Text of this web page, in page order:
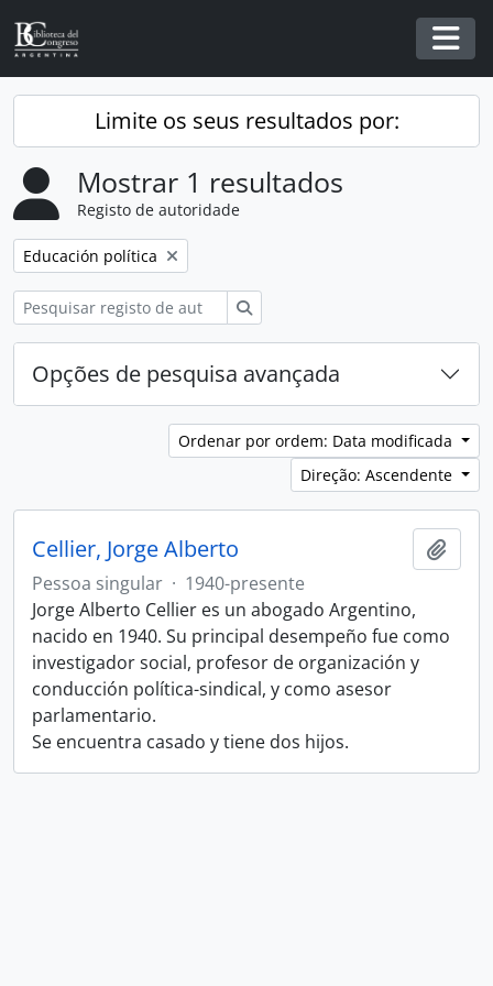
Skip to main content
Limite os seus resultados por:
Mostrar 1 resultados
Registo de autoridade
Remover filtro:
Educación política
Opções de pesquisa avançada
Ordenar por ordem: Data modificada
Direção: Ascendente
Cellier, Jorge Alberto
Pessoa singular · 1940-presente
Jorge Alberto Cellier es un abogado Argentino,
nacido en 1940. Su principal desempeño fue como
investigador social, profesor de organización y
conducción política-sindical, y como asesor
parlamentario.
Se encuentra casado y tiene dos hijos.